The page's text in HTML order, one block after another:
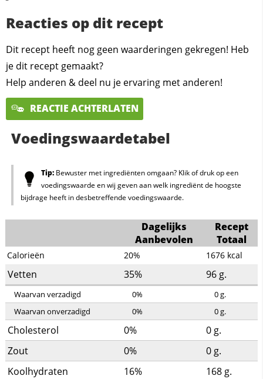
Reacties op dit recept
Dit recept heeft nog geen waarderingen gekregen! Heb
je dit recept gemaakt?
Help anderen & deel nu je ervaring met anderen!
REACTIE ACHTERLATEN
Voedingswaardetabel
Tip:Bewuster met ingrediënten omgaan? Klik of druk op een
voedingswaarde en wij geven aan welk ingrediënt de hoogste
bijdrage heeft in desbetreffende voedingswaarde.
Dagelijks
Aanbevolen
Recept
Totaal
Calorieën 20% 1676 kcal
Vetten 35% 96 g.
Waarvan verzadigd 0% 0g.
Waarvan onverzadigd
0% 0g.
Cholesterol 0% 0 g.
Zout
0% 0 g.
Koolhydraten
16% 168 g.